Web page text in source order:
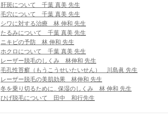
肝斑について 千葉 真美 先生
毛穴について 千葉 真美 先生
シワに対する治療 林 伸和 先生
たるみについて 千葉 真美 先生
ニキビの予防 林 伸和 先生
ホクロについて 千葉 真美 先生
レーザー脱毛のしくみ 林伸和 先生
毛孔性苔癬（もうこうせいたいせん） 川島眞 先生
レーザー脱毛の美肌効果 林伸和 先生
冬を乗り切るために.. 保湿のしくみ 林 伸和 先生
ひげ脱毛について 田中 和行先生